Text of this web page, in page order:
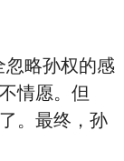
略孙权的感
情愿。但
。最终，孙